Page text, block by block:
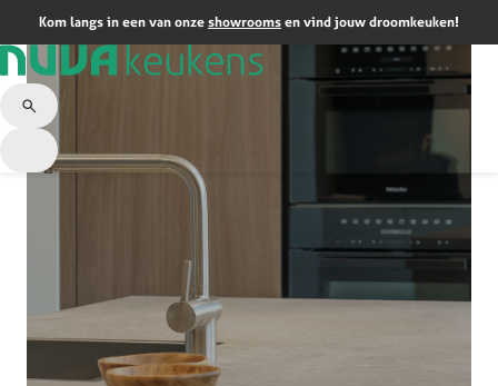
Kom langs in een van onze showrooms en vind jouw droomkeuken!